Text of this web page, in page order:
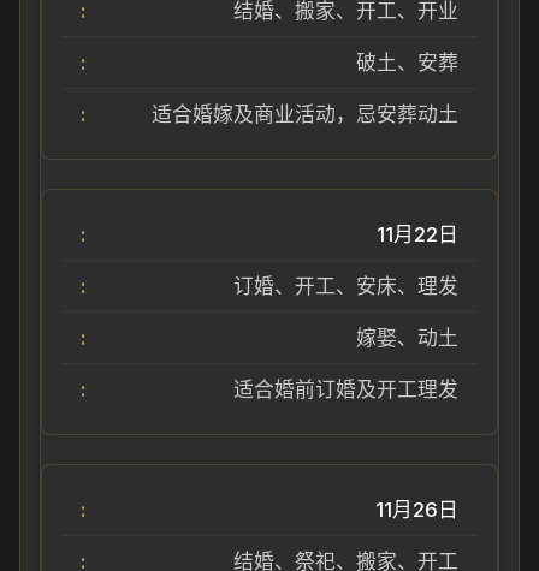
结婚、搬家、开工、开业
破土、安葬
适合婚嫁及商业活动，忌安葬动土
11月22日
订婚、开工、安床、理发
嫁娶、动土
适合婚前订婚及开工理发
11月26日
结婚、祭祀、搬家、开工